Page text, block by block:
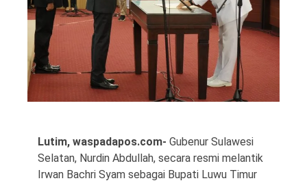
Copyright
2026
Waspada
Lutim, waspadapos.com- Gubenur Sulawesi
Selatan, Nurdin Abdullah, secara resmi melantik
Irwan Bachri Syam sebagai Bupati Luwu Timur